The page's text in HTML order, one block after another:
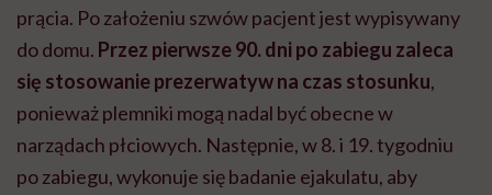
prącia. Po założeniu szwów pacjent jest wypisywany
do domu. Przez pierwsze 90. dni po zabiegu zaleca
się stosowanie prezerwatyw na czas stosunku,
ponieważ plemniki mogą nadal być obecne w
narządach płciowych. Następnie, w 8. i 19. tygodniu
po zabiegu, wykonuje się badanie ejakulatu, aby